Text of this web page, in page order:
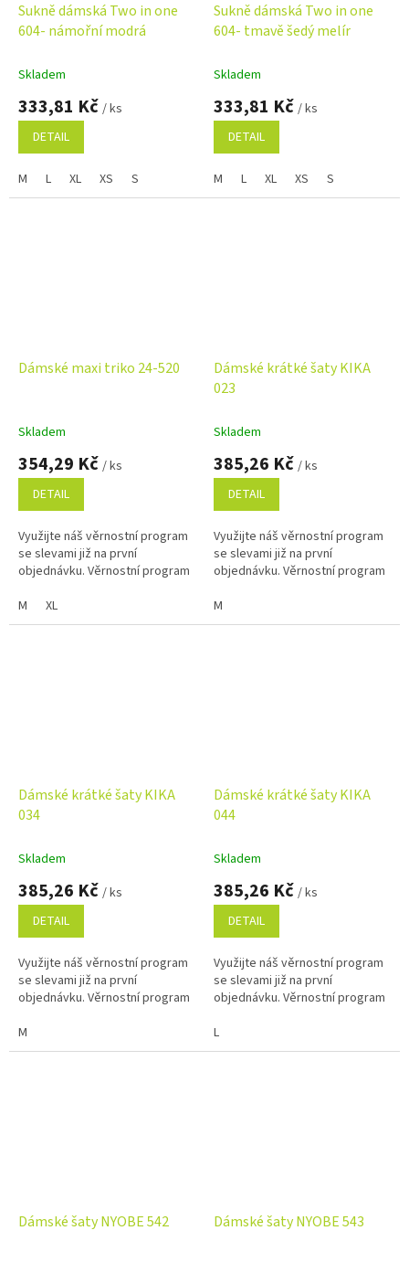
Sukně dámská Two in one
604- námořní modrá
Skladem
333,81 Kč / ks
DETAIL
M L XL XS S
Sukně dámská Two in one
604- tmavě šedý melír
Skladem
333,81 Kč / ks
DETAIL
M L XL XS S
Dámské maxi triko 24-520
Skladem
354,29 Kč / ks
DETAIL
Využijte náš věrnostní program
se slevami již na první
objednávku. Věrnostní program
M
XL
Dámské krátké šaty KIKA
023
Skladem
385,26 Kč / ks
DETAIL
Využijte náš věrnostní program
se slevami již na první
objednávku. Věrnostní program
M
Dámské krátké šaty KIKA
034
Skladem
385,26 Kč / ks
DETAIL
Využijte náš věrnostní program
se slevami již na první
objednávku. Věrnostní program
M
Dámské krátké šaty KIKA
044
Skladem
385,26 Kč / ks
DETAIL
Využijte náš věrnostní program
se slevami již na první
objednávku. Věrnostní program
L
Dámské šaty NYOBE 542 Dámské šaty NYOBE 543